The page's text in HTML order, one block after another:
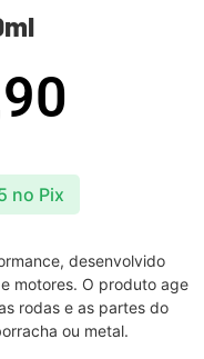
no Pix
desenvolvido
motores. O produto age
rodas e as partes do
ou metal.